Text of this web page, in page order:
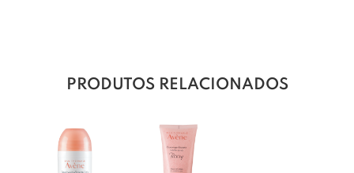
PRODUTOS RELACIONADOS